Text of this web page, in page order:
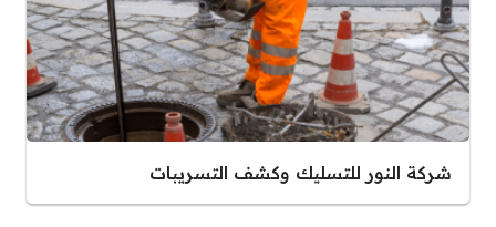
شركة النور للتسليك وكشف التسريبات